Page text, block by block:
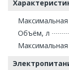
Объём, л